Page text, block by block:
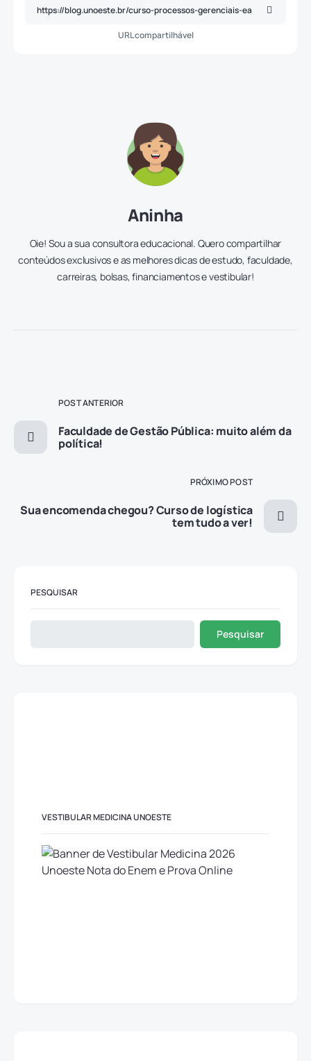
URL compartilhável
Aninha
Oie! Sou a sua consultora educacional. Quero compartilhar
conteúdos exclusivos e as melhores dicas de estudo, faculdade,
carreiras, bolsas, financiamentos e vestibular!
POST ANTERIOR
Faculdade de Gestão Pública: muito além da
política!
PRÓXIMO POST
Sua encomenda chegou? Curso de logística
tem tudo a ver!
PESQUISAR
Pesquisar
VESTIBULAR MEDICINA UNOESTE